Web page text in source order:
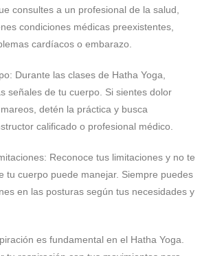
consultes a un profesional de la salud,
condiciones médicas preexistentes,
cardíacos o embarazo.
Durante las clases de Hatha Yoga,
señales de tu cuerpo. Si sientes dolor
detén la práctica y busca
calificado o profesional médico.
Reconoce tus limitaciones y no te
tu cuerpo puede manejar. Siempre puedes
en las posturas según tus necesidades y
es fundamental en el Hatha Yoga.